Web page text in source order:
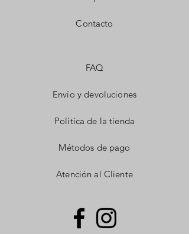
Contacto
FAQ
Envío y devoluciones
Política de la tienda
Métodos de pago
Atención al Cliente